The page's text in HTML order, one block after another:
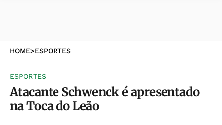
HOME>ESPORTES
ESPORTES
Atacante Schwenck é apresentado
na Toca do Leão